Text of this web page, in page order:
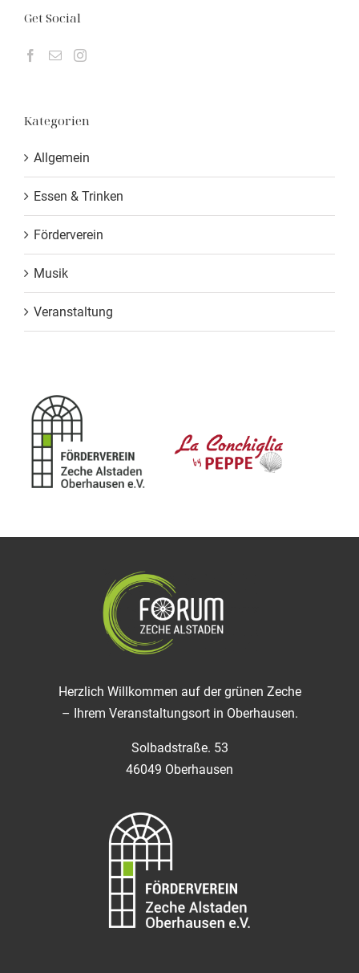
Get Social
Kategorien
Allgemein
Essen & Trinken
Förderverein
Musik
Veranstaltung
Herzlich Willkommen auf der grünen Zeche
– Ihrem Veranstaltungsort in Oberhausen.
Solbadstraße. 53
46049 Oberhausen